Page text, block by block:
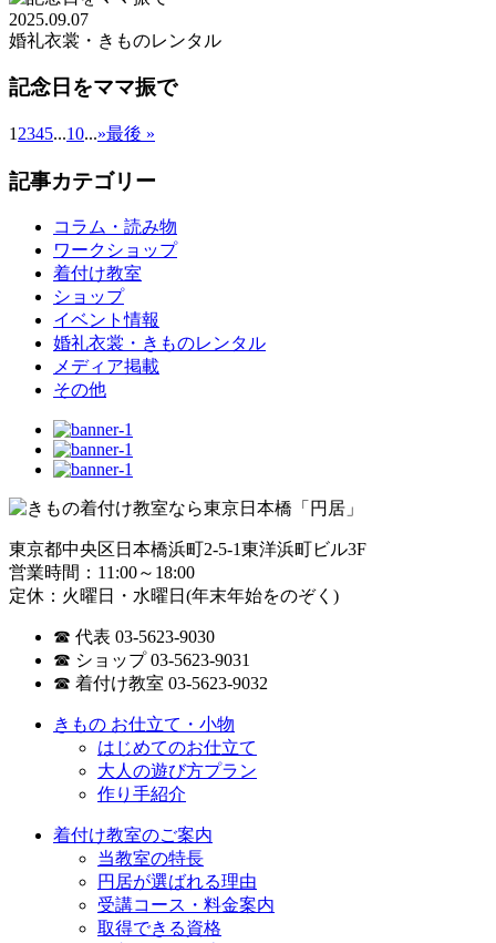
2025.09.07
婚礼衣裳・きものレンタル
記念日をママ振で
1 2345...10...»最後 »
記事カテゴリー
コラム・読み物
ワークショップ
着付け教室
ショップ
イベント情報
婚礼衣裳・きものレンタル
メディア掲載
その他
東京都中央区日本橋浜町2-5-1東洋浜町ビル3F
営業時間：11:00～18:00
定休：火曜日・水曜日(年末年始をのぞく)
☎ 代表 03-5623-9030
☎ ショップ 03-5623-9031
☎ 着付け教室 03-5623-9032
きもの お仕立て・小物
はじめてのお仕立て
大人の遊び方プラン
作り手紹介
着付け教室のご案内
当教室の特長
円居が選ばれる理由
受講コース・料金案内
取得できる資格